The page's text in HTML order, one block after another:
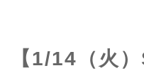
【1/14（火